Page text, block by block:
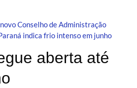
Conselho de Administração
indica frio intenso em junho
aberta até